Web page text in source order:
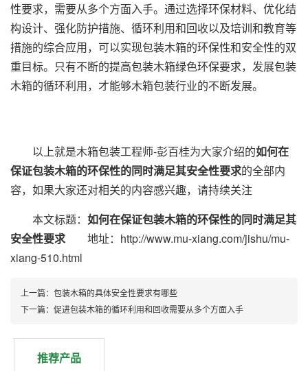
性要求，需要从多个方面入手。通过选择环保材料、优化结
构设计、强化防护措施、循环利用和回收以及培训和教育等
措施的综合应用，可以实现包装木箱的环保性和安全性的双
重目标。只有不断的提高包装木箱绿色环保要求，发展包装
木箱的循环利用，才能够木箱包装行业的不断发展。
以上就是木箱包装工程师-彭百桂为大家介绍的如何在
保证包装木箱的环保性的同时满足其安全性要求的全部内
容，如果大家还对相关的内容感兴趣，请持续关注
本文标题： 如何在保证包装木箱的环保性的同时满足其
安全性要求 地址：http://www.mu-xiang.com/jishu/mu-
xiang-510.html
上一篇：包装木箱的具体安全性要求有哪些
下一篇：促进包装木箱的循环利用和回收需要从多个方面入手
推荐产品